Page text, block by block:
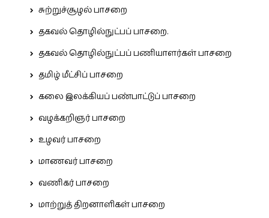
சுற்றுச்சூழல் பாசறை
தகவல் தொழில்நுட்பப் பாசறை.
தகவல் தொழில்நுட்பப் பணியாளர்கள் பாசறை
தமிழ் மீட்சிப் பாசறை
கலை இலக்கியப் பண்பாட்டுப் பாசறை
வழக்கறிஞர் பாசறை
உழவர் பாசறை
மாணவர் பாசறை
வணிகர் பாசறை
மாற்றுத் திறனாளிகள் பாசறை